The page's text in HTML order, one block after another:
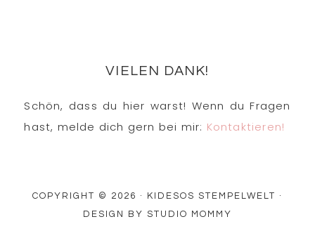
VIELEN DANK!
Schön, dass du hier warst! Wenn du Fragen
hast, melde dich gern bei mir: Kontaktieren!
COPYRIGHT © 2026 · KIDESOS STEMPELWELT ·
DESIGN BY STUDIO MOMMY